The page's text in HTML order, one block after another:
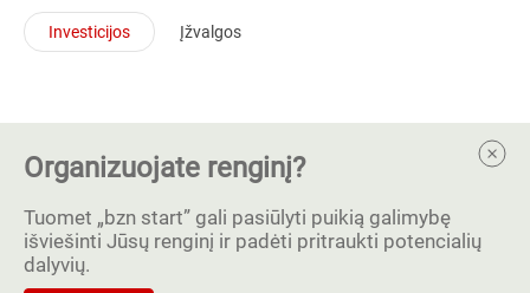
Investicijos Įžvalgos
Organizuojate renginį?
Tuomet „bzn start” gali pasiūlyti puikią galimybę
išviešinti Jūsų renginį ir padėti pritraukti potencialių
dalyvių.